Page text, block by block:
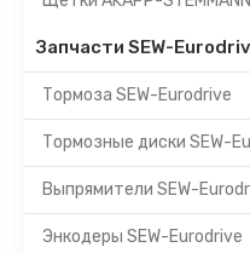
Запчасти SEW-
Тормоза SEW-Eurodrive
Тормозные диски SEW-
Выпрямители SEW-
Энкодеры SEW-Eurodrive